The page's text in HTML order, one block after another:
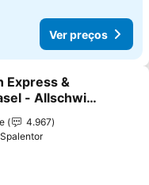
Ver preços
aos favoritos
Express &
- Allschwil
4.967